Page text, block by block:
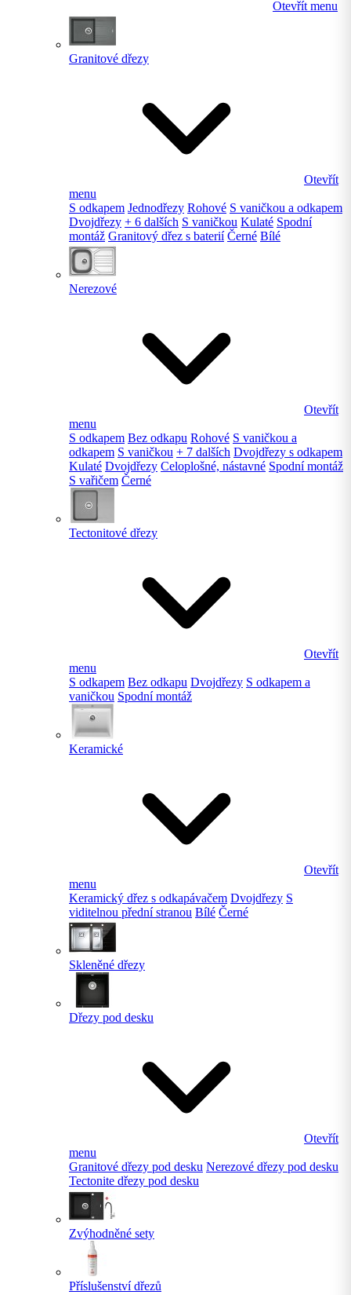
Otevřít menu
Granitové dřezy
Otevřít
menu
S odkapem Jednodřezy Rohové S vaničkou a odkapem
Dvojdřezy + 6 dalších S vaničkou Kulaté Spodní
montáž Granitový dřez s baterií Černé Bílé
Nerezové
Otevřít
menu
S odkapem Bez odkapu Rohové S vaničkou a
odkapem S vaničkou + 7 dalších Dvojdřezy s odkapem
Kulaté Dvojdřezy Celoplošné, nástavné Spodní montáž
S vařičem Černé
Tectonitové dřezy
Otevřít
menu
S odkapem Bez odkapu Dvojdřezy S odkapem a
vaničkou Spodní montáž
Keramické
Otevřít
menu
Keramický dřez s odkapávačem Dvojdřezy S
viditelnou přední stranou Bílé Černé
Skleněné dřezy
Dřezy pod desku
Otevřít
menu
Granitové dřezy pod desku Nerezové dřezy pod desku
Tectonite dřezy pod desku
Zvýhodněné sety
Příslušenství dřezů